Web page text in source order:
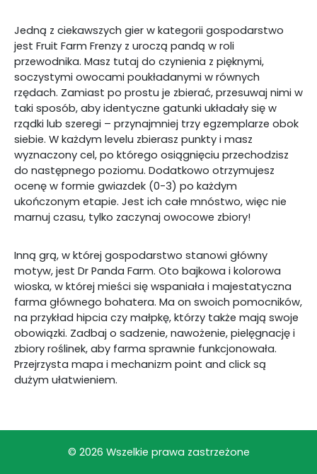
Jedną z ciekawszych gier w kategorii gospodarstwo
jest Fruit Farm Frenzy z uroczą pandą w roli
przewodnika. Masz tutaj do czynienia z pięknymi,
soczystymi owocami poukładanymi w równych
rzędach. Zamiast po prostu je zbierać, przesuwaj nimi w
taki sposób, aby identyczne gatunki układały się w
rządki lub szeregi – przynajmniej trzy egzemplarze obok
siebie. W każdym levelu zbierasz punkty i masz
wyznaczony cel, po którego osiągnięciu przechodzisz
do następnego poziomu. Dodatkowo otrzymujesz
ocenę w formie gwiazdek (0-3) po każdym
ukończonym etapie. Jest ich całe mnóstwo, więc nie
marnuj czasu, tylko zaczynaj owocowe zbiory!
Inną grą, w której gospodarstwo stanowi główny
motyw, jest Dr Panda Farm. Oto bajkowa i kolorowa
wioska, w której mieści się wspaniała i majestatyczna
farma głównego bohatera. Ma on swoich pomocników,
na przykład hipcia czy małpkę, którzy także mają swoje
obowiązki. Zadbaj o sadzenie, nawożenie, pielęgnację i
zbiory roślinek, aby farma sprawnie funkcjonowała.
Przejrzysta mapa i mechanizm point and click są
dużym ułatwieniem.
© 2026 Wszelkie prawa zastrzeżone